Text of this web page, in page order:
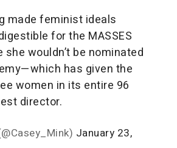
made feminist ideals
for the MASSES
wouldn’t be nominated
has given the
women in its entire 96
director.
January 23,